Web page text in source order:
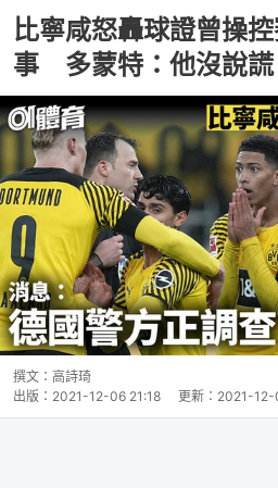
比寧咸怒轟球證曾操
事 多蒙特：他沒說謊
撰文： 高詩琦
出版： 2021-12-06 21:18 更新： 2021-12-